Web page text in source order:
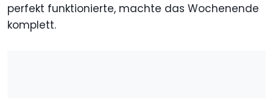
perfekt funktionierte, machte das Wochenende
komplett.